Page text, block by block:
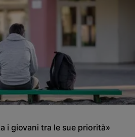
i giovani tra le sue priorità»